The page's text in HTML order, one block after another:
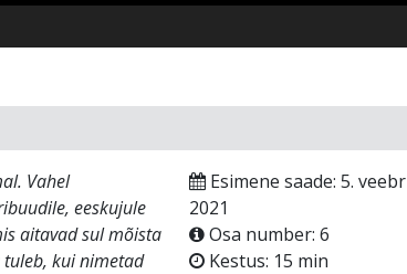
Vahel
eeskujule
aitavad sul mõista
tuleb, kui nimetad
Esimene saade: 5. veebr
2021
Osa number: 6
Kestus: 15 min